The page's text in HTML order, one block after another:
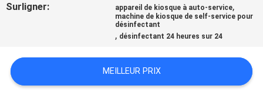
NOUS
ACTUALITÉS
Surligner: appareil de kiosque à auto-service,
machine de kiosque de self-service pour
désinfectant
, désinfectant 24 heures sur 24
MEILLEUR PRIX